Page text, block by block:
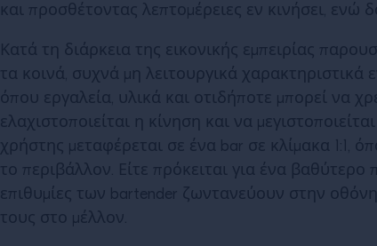
και προσθέτοντας λεπτομέρειες εν κινήσει, ενώ
Κατά τη διάρκεια της εικονικής εμπειρίας
τα κοινά, συχνά μη λειτουργικά χαρακτηριστικά
όπου εργαλεία, υλικά και οτιδήποτε μπορεί να
ελαχιστοποιείται η κίνηση και να
χρήστης μεταφέρεται σε ένα bar σε κλίμακα 1:1,
το περιβάλλον. Είτε πρόκειται για ένα
επιθυμίες των bartender ζωντανεύουν στην
τους στο μέλλον.